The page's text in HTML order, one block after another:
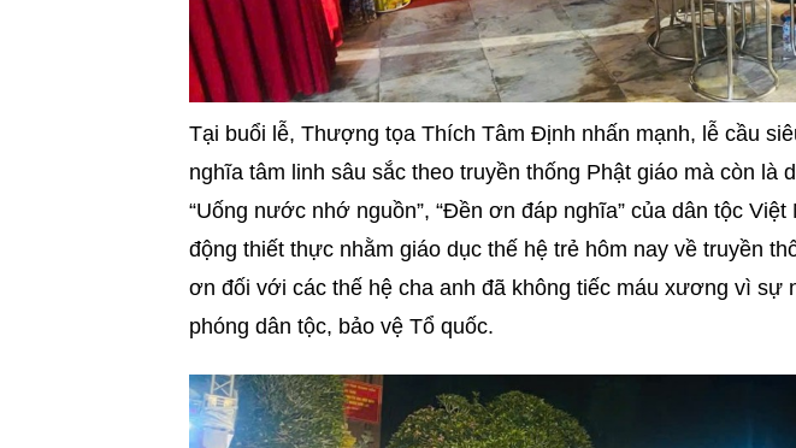
Tại buổi lễ, Thượng tọa Thích Tâm Định nhấn mạnh, lễ cầu
nghĩa tâm linh sâu sắc theo truyền thống Phật giáo mà còn là
“Uống nước nhớ nguồn”, “Đền ơn đáp nghĩa” của dân tộc
động thiết thực nhằm giáo dục thế hệ trẻ hôm nay về truyền
ơn đối với các thế hệ cha anh đã không tiếc máu xương vì sự
phóng dân tộc, bảo vệ Tổ quốc.